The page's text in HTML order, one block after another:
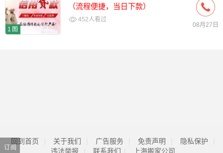
1图
（流程便捷，当日下款）
452人看过
08月27日
订阅
回到首页 关于我们 广告服务 免责声明 隐私保护
违法举报
联系我们 上海搬家公司